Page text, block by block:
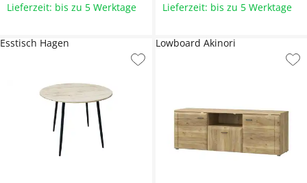
Lieferzeit: bis zu 5 Werktage Lieferzeit: bis zu 5 Werktage
Esstisch Hagen Lowboard Akinori